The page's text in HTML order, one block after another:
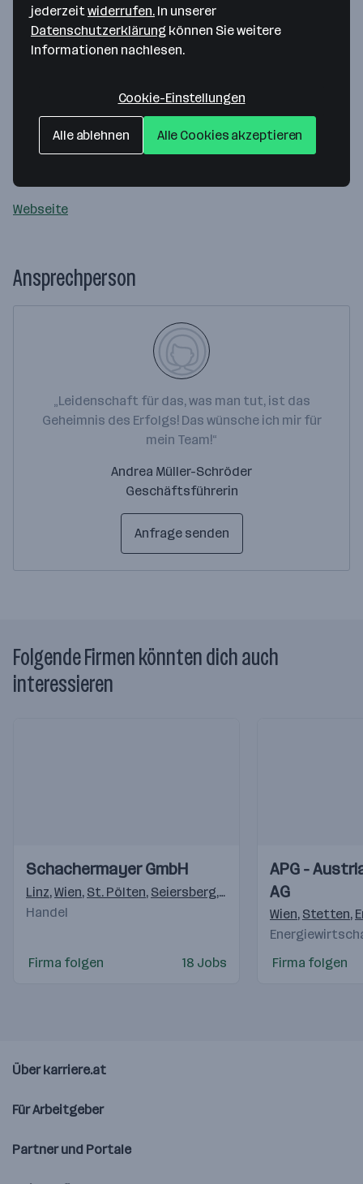
Konzertdirektion Schröder GmbH
Am Steinbruch 20
Webseite
Ansprechperson
„Leidenschaft für das, was man tut, ist das
Geheimnis des Erfolgs! Das wünsche ich mir für
mein Team!“
Andrea Müller-Schröder
Geschäftsführerin
Anfrage senden
Folgende Firmen könnten dich auch
interessieren
Videos
Einblicke
Einblicke
Schachermayer GmbH
Linz,Wien, St. Pölten, Seiersberg,Villach Innsbruck
Handel
Firma folgen 18 Jobs
Videos
Einblicke
Einblicke
APG -
AG
Wien, Stetten,
Firma folgen
Über karriere.at
Für Arbeitgeber
Partner und Portale
jederzeitwiderrufen. In unserer
Datenschutzerklärung können Sie weitere
Informationen nachlesen.
Cookie-Einstellungen
Alle ablehnen Alle Cookies akzeptieren